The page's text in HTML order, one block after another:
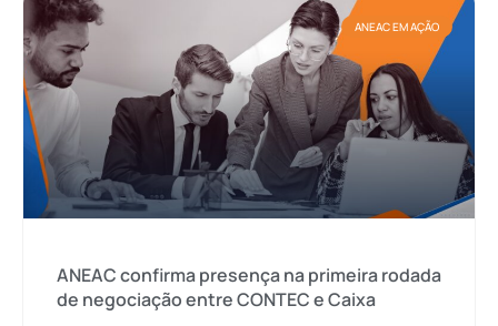
ANEAC EM AÇÃO
ANEAC confirma presença na primeira rodada
de negociação entre CONTEC e Caixa